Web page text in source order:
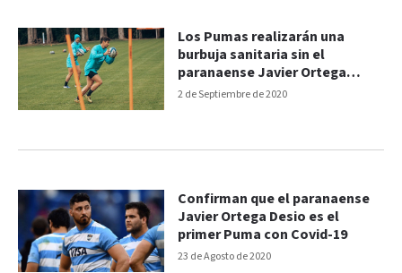
2 de Septiembre de 2020
Los Pumas realizarán una
burbuja sanitaria sin el
paranaense Javier Ortega
Desio
23 de Agosto de 2020
Confirman que el paranaense
Javier Ortega Desio es el
primer Puma con Covid-19